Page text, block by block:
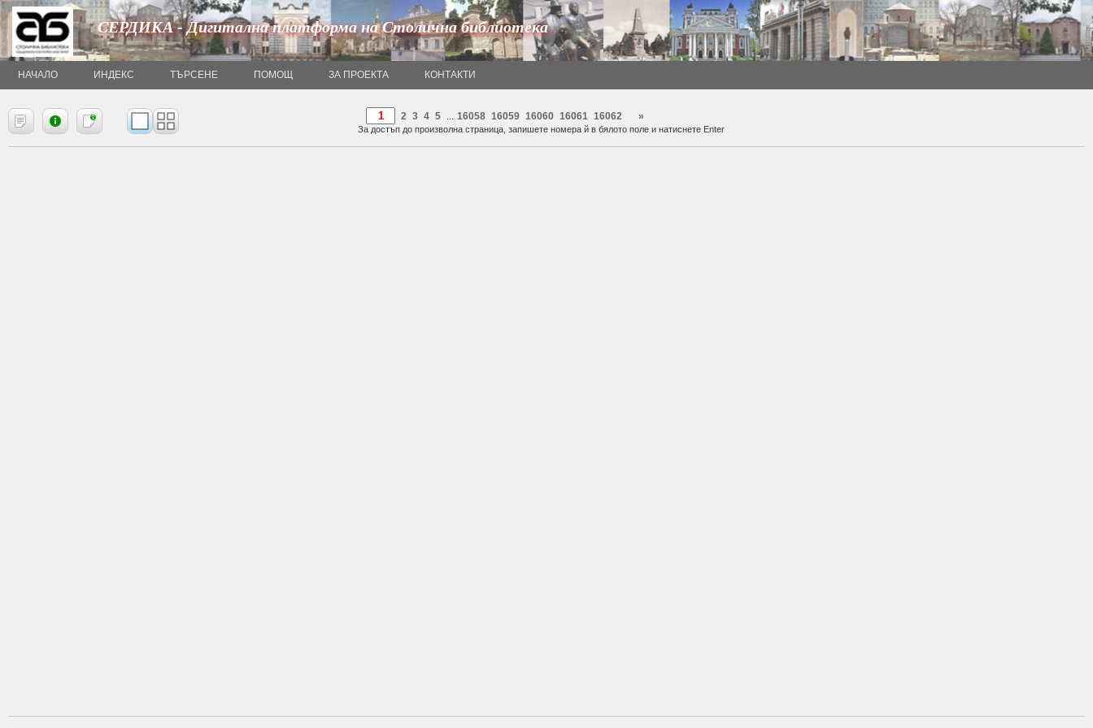
СЕРДИКА - Дигитална платформа на Столична библиотека
НАЧАЛО ИНДЕКС ТЪРСЕНЕ ПОМОЩ ЗА ПРОЕКТА КОНТАКТИ
2 3 4 5 16058 16059 16060 16061 16062 »
За достъп до произволна страница, запишете номера й в бялото поле и натиснете Enter